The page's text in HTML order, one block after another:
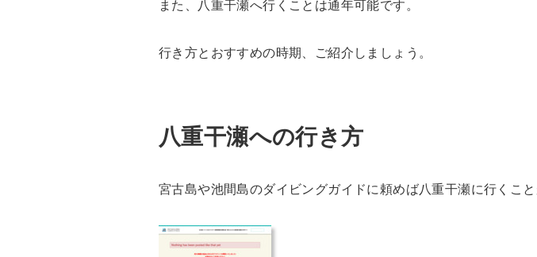
また、八重干瀬へ行くことは通年可能です。
行き方とおすすめの時期、ご紹介しましょう。
八重干瀬への行き方
宮古島や池間島のダイビングガイドに頼めば八重干瀬に行くこと